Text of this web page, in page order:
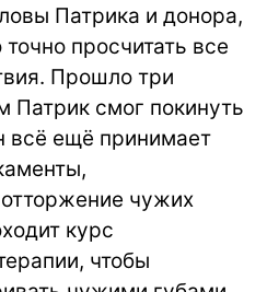
Патрика и донора,
просчитать все
Прошло три
смог покинуть
всё ещё принимает
чужих
курс
чтобы